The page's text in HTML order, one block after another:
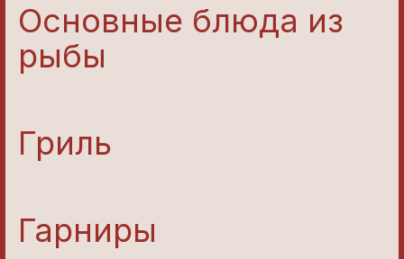
Основные блюда из
рыбы
Гриль
Гарниры